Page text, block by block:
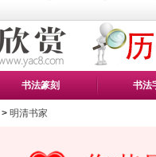
书法篆刻 书法
> 明清书家